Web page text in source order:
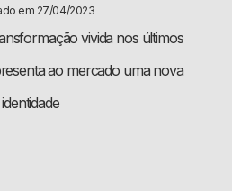
em 27/04/2023
vivida nos últimos
ao mercado uma nova
identidade